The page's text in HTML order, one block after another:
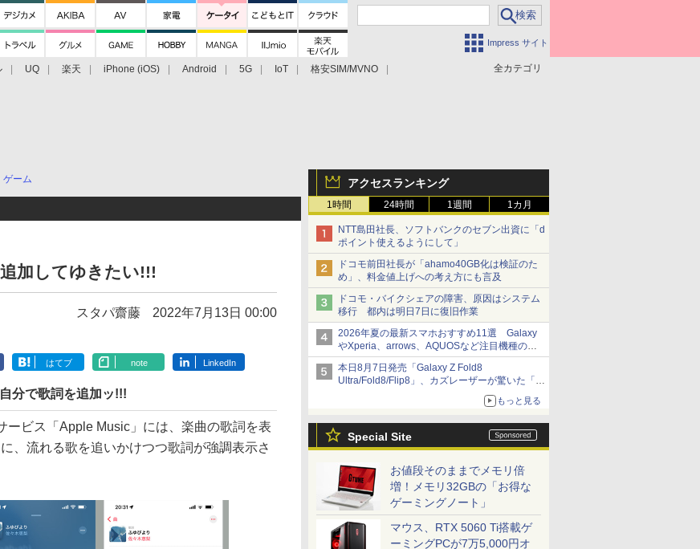
Impress サイト
全カテゴリ
UQ 楽天 iPhone (iOS) Android 5G IoT
格安SIM/MVNO
アクセスランキング
1時間 24時間 1週間 1カ月
NTT島田社長、ソフトバンクのセブン出資に「d
ポイント使えるようにして」
ドコモ前田社長が「ahamo40GB化は検証のた
め」、料金値上げへの考え方にも言及
ドコモ・バイクシェアの障害、原因はシステム
移行 都内は明日7日に復旧作業
2026年夏の最新スマホおすすめ11選 Galaxy
やXperia、arrows、AQUOSなど注目機種の特
徴は
本日8月7日発売「Galaxy Z Fold8
Ultra/Fold8/Flip8」、カズレーザーが驚いた「そ
もっと見る
Special Site
お値段そのままでメモリ倍
増！メモリ32GBの「お得な
ゲーミングノート」
マウス、RTX 5060 Ti搭載ゲ
ーミングPCが7万5,000円オ
ゲーム
加してゆきたい!!!
スタパ齋藤 2022年7月13日 00:00
はてブ note LinkedIn
分で歌詞を追加ッ!!!
ビス「Apple Music」には、楽曲の歌詞を表
、流れる歌を追いかけつつ歌詞が強調表示さ